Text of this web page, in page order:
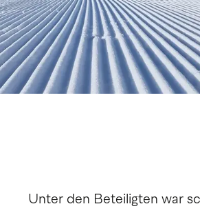
Unter den Beteiligten war